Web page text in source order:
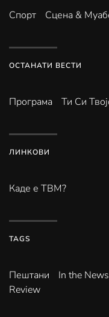
Спорт Сцена &
ОСТАНАТИ ВЕСТИ
Програма Ти Си
ЛИНКОВИ
Каде е ТВМ?
TAGS
Пештани In the News
Review